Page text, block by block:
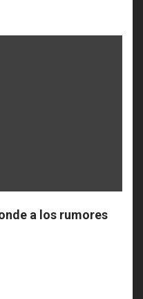
a los rumores